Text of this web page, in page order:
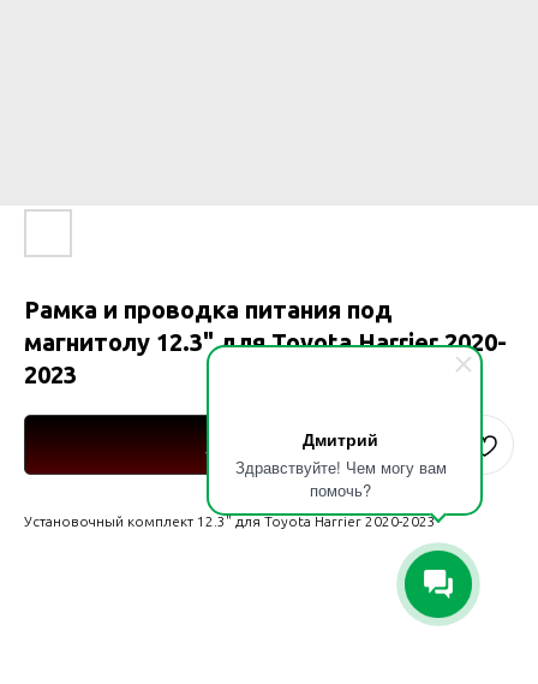
Дмитрий
Здравствуйте! Чем могу вам
помочь?
Рамка и проводка питания под
магнитолу 12.3" для Toyota Harrier 2020-
2023
Установочный комплект 12.3" для Toyota Harrier 2020-2023